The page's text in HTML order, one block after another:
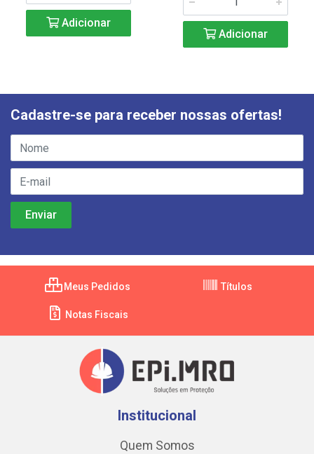
Adicionar
Adicionar
Cadastre-se para receber nossas ofertas!
Meus Pedidos Títulos
Notas Fiscais
Institucional
Quem Somos